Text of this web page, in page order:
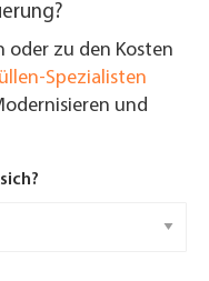
oder zu den Kosten
Spezialisten
und